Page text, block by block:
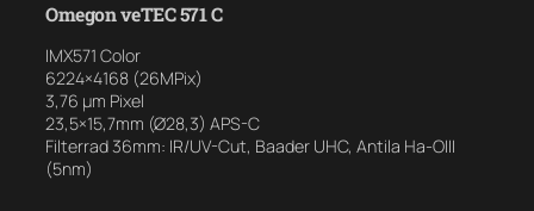
Omegon veTEC 571 C
IMX571 Color
6224×4168 (26MPix)
3,76 µm Pixel
23,5×15,7mm (Ø28,3) APS-C
Filterrad 36mm: IR/UV-Cut, Baader UHC, Antila Ha-OIII
(5nm)